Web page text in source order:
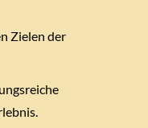
Zielen der